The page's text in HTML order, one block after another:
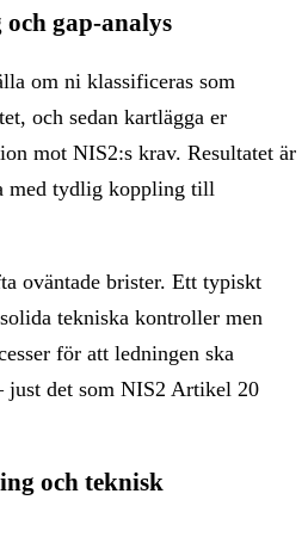
gap-analys
om ni klassificeras som
och sedan kartlägga er
mot NIS2:s krav. Resultatet är
med tydlig koppling till
oväntade brister. Ett typiskt
tekniska kontroller men
för att ledningen ska
just det som NIS2 Artikel 20
och teknisk